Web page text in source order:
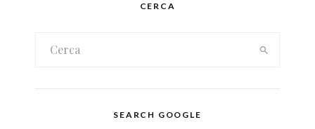
CERCA
SEARCH GOOGLE